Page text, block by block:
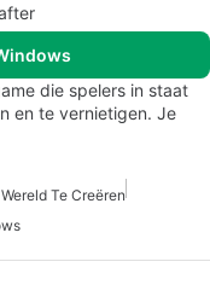
die spelers in staat
en te vernietigen. Je
Te Creëren